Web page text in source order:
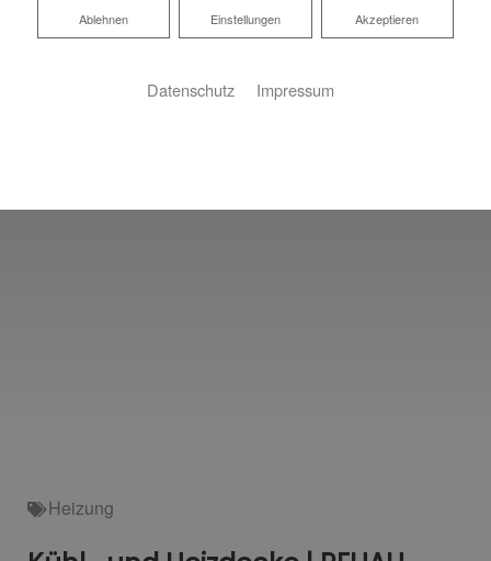
Heizung
Akzeptieren
Einstellungen
Ablehnen
Ablehnen
Datenschutz Impressum